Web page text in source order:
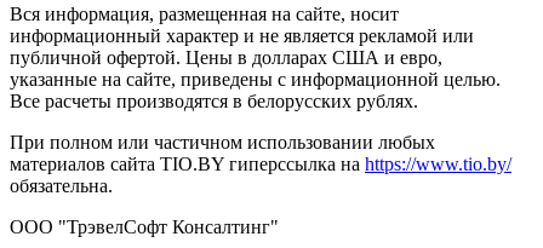
Вся информация, размещенная на сайте, носит
информационный характер и не является рекламой или
публичной офертой. Цены в долларах США и евро,
указанные на сайте, приведены с информационной целью.
Все расчеты производятся в белорусских рублях.
При полном или частичном использовании любых
материалов сайта TIO.BY гиперссылка на https://www.tio.by/
обязательна.
ООО "ТрэвелСофт Консалтинг"